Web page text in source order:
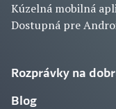
Kúzelná mobilná
Dostupná pre
Rozprávky na
Blog